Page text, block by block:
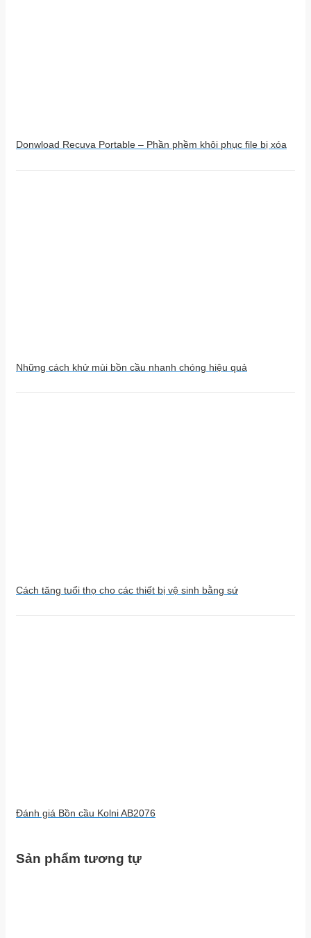
Donwload Recuva Portable – Phần phềm khôi phục file bị xóa
Những cách khử mùi bồn cầu nhanh chóng hiệu quả
Cách tăng tuổi thọ cho các thiết bị vệ sinh bằng sứ
Đánh giá Bồn cầu Kolni AB2076
Sản phẩm tương tự